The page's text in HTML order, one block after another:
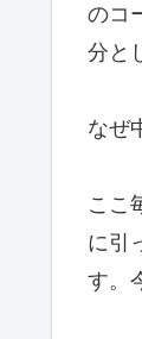
のコ
分と
なぜ
ここ
に引
す。